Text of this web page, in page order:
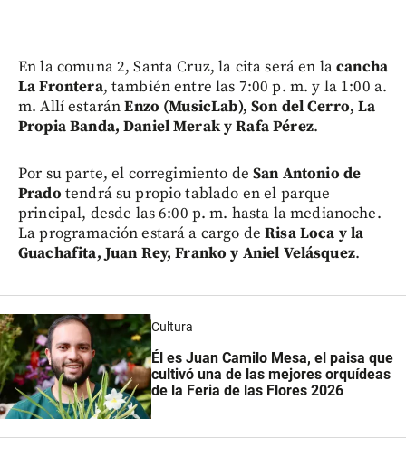
En la comuna 2, Santa Cruz, la cita será en lacancha
La Frontera, también entre las 7:00 p. m. y la 1:00 a.
m. Allí estaránEnzo (MusicLab), Son del Cerro, La
Propia Banda, Daniel Merak y Rafa Pérez.
Por su parte, el corregimiento deSan Antonio de
Prado tendrá su propio tablado en el parque
principal, desde las 6:00 p. m. hasta la medianoche.
La programación estará a cargo deRisa Loca y la
Guachafita, Juan Rey, Franko y Aniel Velásquez.
Cultura
Él es Juan Camilo Mesa, el paisa que
cultivó una de las mejores orquídeas
de la Feria de las Flores 2026